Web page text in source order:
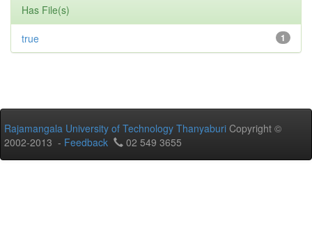
Has File(s)
1
true
Rajamangala University of Technology Thanyaburi Copyright ©
2002-2013 - Feedback 02 549 3655